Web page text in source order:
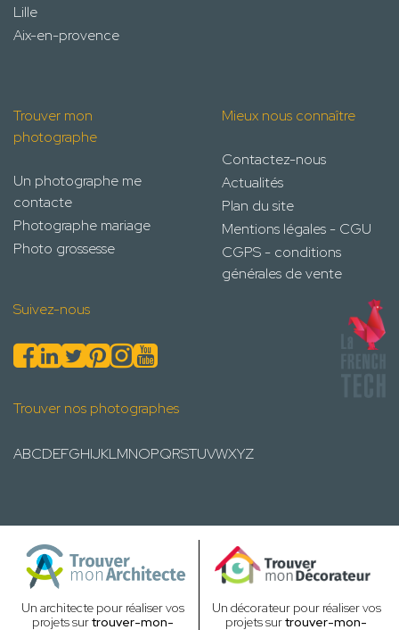
Lille
Aix-en-provence
Trouver mon
photographe
Un photographe me
contacte
Photographe mariage
Photo grossesse
Mieux nous connaître
Contactez-nous
Actualités
Plan du site
Mentions légales - CGU
CGPS - conditions
générales de vente
Suivez-nous
Trouver nos photographes
ABCDEFGHIJKLMNOPQRSTUVWXYZ
Un architecte pour réaliser vos
projets surtrouver-mon-
Un décorateur pour réaliser vos
projets surtrouver-mon-